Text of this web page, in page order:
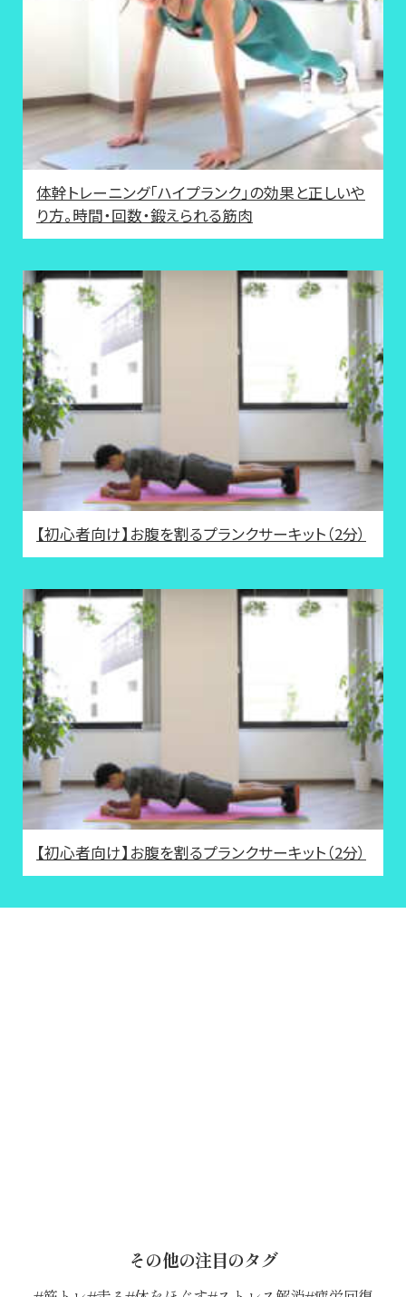
体幹トレーニング「ハイプランク」の効果と正しいや
り方。時間・回数・鍛えられる筋肉
【初心者向け】お腹を割るプランクサーキット（2分）
【初心者向け】お腹を割るプランクサーキット（2分）
その他の注目のタグ